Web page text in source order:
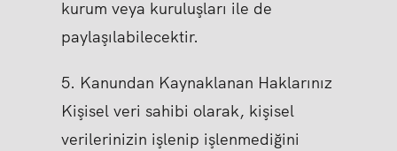
kurum veya kuruluşları ile de
paylaşılabilecektir.
5. Kanundan Kaynaklanan Haklarınız
Kişisel veri sahibi olarak, kişisel
verilerinizin işlenip işlenmediğini